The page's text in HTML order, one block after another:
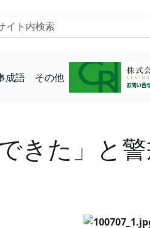
成語 その他
きた」と